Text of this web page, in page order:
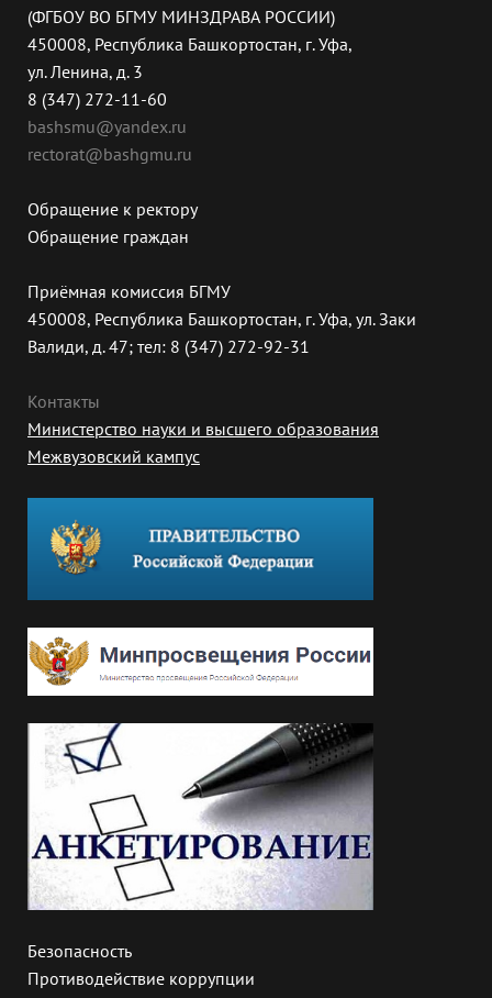
(ФГБОУ ВО БГМУ МИНЗДРАВА РОССИИ)
450008, Республика Башкортостан, г. Уфа,
ул. Ленина, д. 3
8 (347) 272-11-60
bashsmu@yandex.ru
rectorat@bashgmu.ru
Обращение к ректору
Обращение граждан
Приёмная комиссия БГМУ
450008, Республика Башкортостан, г. Уфа, ул. Заки
Валиди, д. 47; тел: 8 (347) 272-92-31
Контакты
Министерство науки и высшего образования
Межвузовский кампус
Безопасность
Противодействие коррупции